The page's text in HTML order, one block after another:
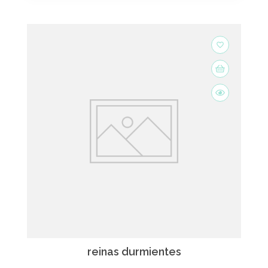
favorite_border
reinas durmientes